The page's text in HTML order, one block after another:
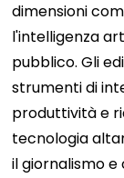
dimensioni
l'intelligenza
pubblico. Gli
strumenti di
produttività e
tecnologia
il giornalismo